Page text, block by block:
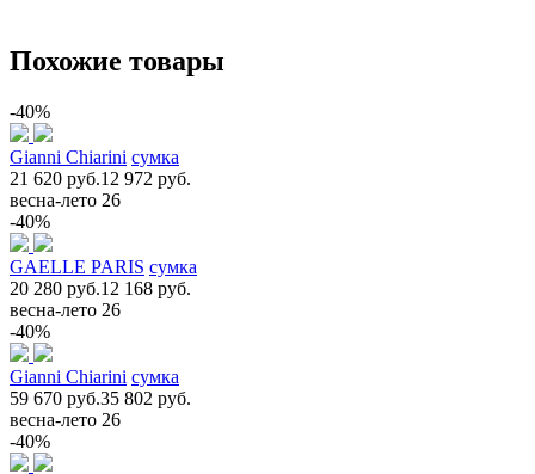
Похожие товары
-40%
Gianni Chiarini сумка
21 620 руб.12 972 руб.
весна-лето 26
-40%
GAELLE PARIS сумка
20 280 руб.12 168 руб.
весна-лето 26
-40%
Gianni Chiarini сумка
59 670 руб.35 802 руб.
весна-лето 26
-40%